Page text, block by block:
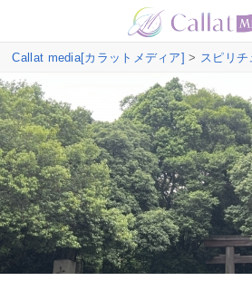
Callat media[カラットメディア] > スピリチ